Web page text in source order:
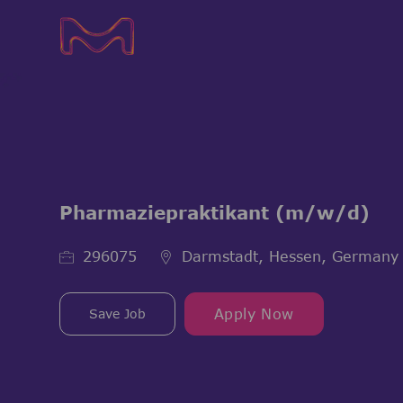
Pharmaziepraktikant (m/w/d)
Job Id296075 Darmstadt, Hessen, Germany
Save Job Apply Now